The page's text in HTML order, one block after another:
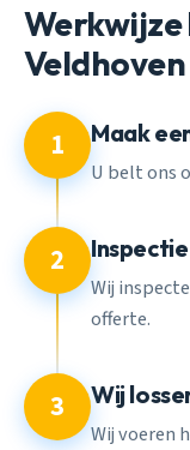
Veldhoven
1 Maak
U belt ons
2
Wij
offerte.
3 Wij
Wij voeren